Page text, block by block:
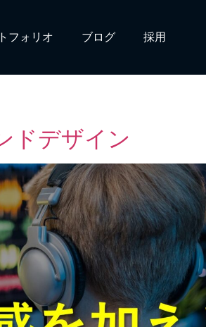
フォリオ ブログ​ 採用​
ドデザイン